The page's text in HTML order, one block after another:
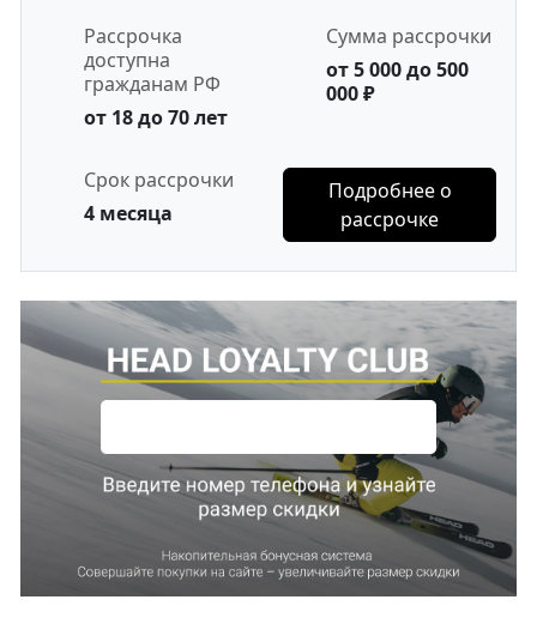
Рассрочка
доступна
гражданам РФ
от 18 до 70 лет
Сумма рассрочки
от 5 000 до 500
000 ₽
Срок рассрочки
4 месяца
Подробнее о
рассрочке